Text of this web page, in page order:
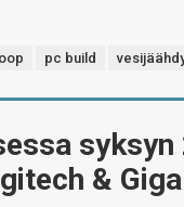
pc build
&